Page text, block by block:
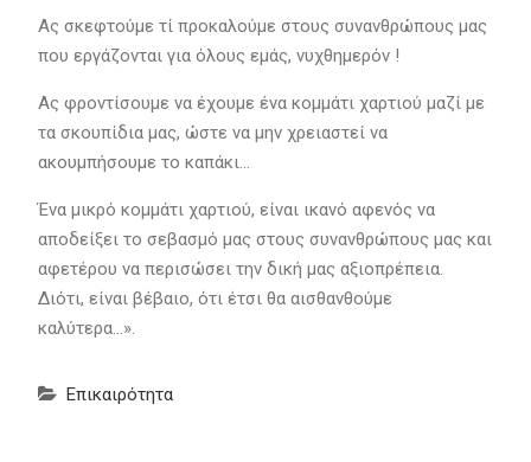
Ας σκεφτούμε τί προκαλούμε στους συνανθρώπους μας
που εργάζονται για όλους εμάς, νυχθημερόν !
Ας φροντίσουμε να έχουμε ένα κομμάτι χαρτιού μαζί με
τα σκουπίδια μας, ώστε να μην χρειαστεί να
ακουμπήσουμε το καπάκι…
Ένα μικρό κομμάτι χαρτιού, είναι ικανό αφενός να
αποδείξει το σεβασμό μας στους συνανθρώπους μας και
αφετέρου να περισώσει την δική μας αξιοπρέπεια.
Διότι, είναι βέβαιο, ότι έτσι θα αισθανθούμε
καλύτερα…».
Επικαιρότητα